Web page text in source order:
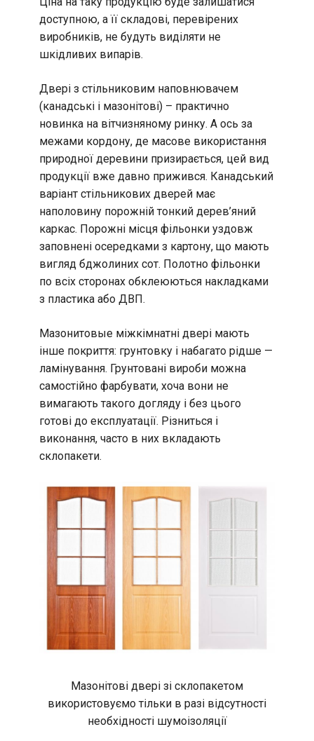
доступною, а її складові, перевірених
виробників, не будуть виділяти не
шкідливих випарів.
Двері з стільниковим наповнювачем
(канадські і мазонітові) – практично
новинка на вітчизняному ринку. А ось за
межами кордону, де масове використання
природної деревини призирається, цей вид
продукції вже давно прижився. Канадський
варіант стільникових дверей має
наполовину порожній тонкий дерев’яний
каркас. Порожні місця фільонки уздовж
заповнені осередками з картону, що мають
вигляд бджолиних сот. Полотно фільонки
по всіх сторонах обклеюються накладками
з пластика або ДВП.
Мазонитовые міжкімнатні двері мають
інше покриття: грунтовку і набагато рідше —
ламінування. Грунтовані вироби можна
самостійно фарбувати, хоча вони не
вимагають такого догляду і без цього
готові до експлуатації. Різниться і
виконання, часто в них вкладають
склопакети.
Мазонітові двері зі склопакетом
використовуємо тільки в разі відсутності
необхідності шумоізоляції